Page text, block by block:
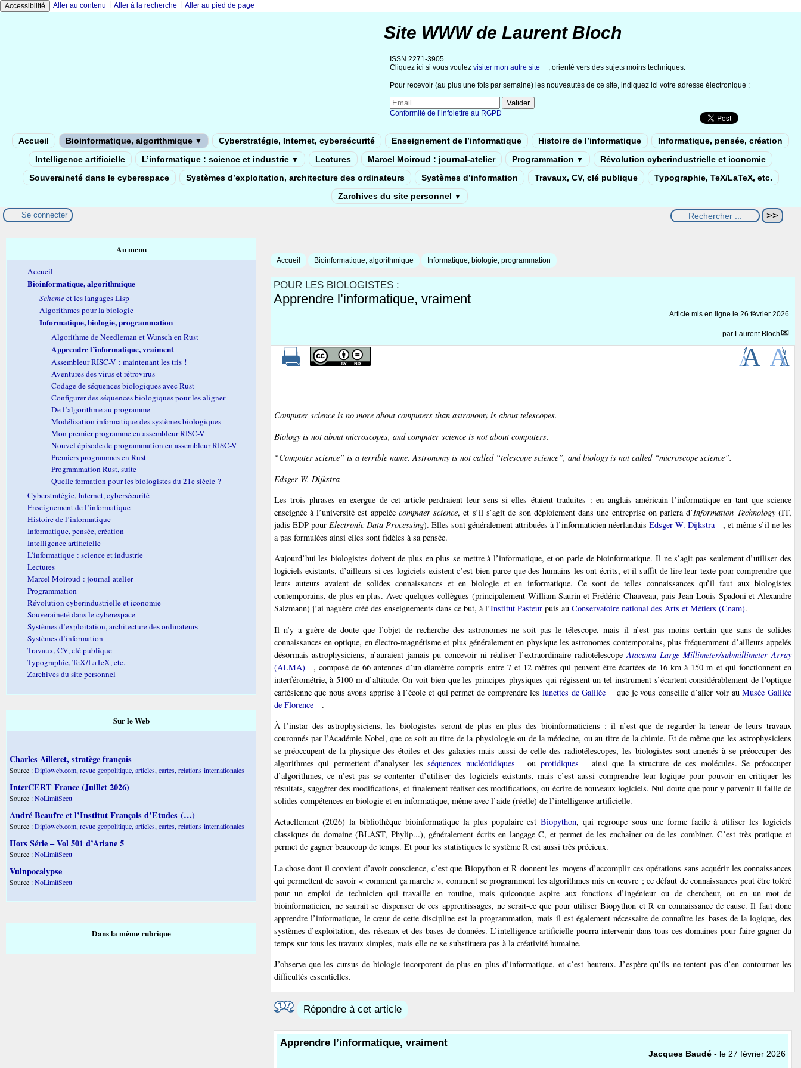
Accessibilité Aller au contenu Aller à la recherche Aller au pied de page
Site WWW de Laurent Bloch
ISSN 2271-3905
Cliquez ici si vous voulez visiter mon autre site , orienté vers des sujets moins techniques.
Pour recevoir (au plus une fois par semaine) les nouveautés de ce site, indiquez ici votre adresse électronique :
Conformité de l’infolettre au RGPD
Accueil Bioinformatique, algorithmique ▼ Cyberstratégie, Internet, cybersécurité Enseignement de l’informatique Histoire de l’informatique
Informatique, pensée, création
Intelligence artificielle
L’informatique : science et industrie ▼ Lectures Marcel Moiroud : journal-atelier Programmation ▼
Révolution cyberindustrielle et iconomie
Souveraineté dans le cyberespace
Systèmes d’exploitation, architecture des ordinateurs Systèmes d’information Travaux, CV, clé publique
Typographie, TeX/LaTeX, etc.
Zarchives du site personnel ▼
Se connecter
Accueil Bioinformatique, algorithmique Informatique, biologie, programmation
POUR LES BIOLOGISTES :
Apprendre l’informatique, vraiment
Article mis en ligne le 26 février 2026
par Laurent Bloch
Computer science is no more about computers than astronomy is about telescopes.
Biology is not about microscopes, and computer science is not about computers.
“Computer science” is a terrible name. Astronomy is not called “telescope science”, and biology is not called “microscope science”.
Edsger W. Dijkstra
Les trois phrases en exergue de cet article perdraient leur sens si elles étaient traduites : en anglais américain l’informatique en tant que science
enseignée à l’université est appelée computer science, et s’il s’agit de son déploiement dans une entreprise on parlera d’Information Technology(IT,
jadis EDP pour Electronic Data Processing). Elles sont généralement attribuées à l’informaticien néerlandais Edsger W. Dijkstra
, et même s’il ne les
a pas formulées ainsi elles sont fidèles à sa pensée.
Aujourd’hui les biologistes doivent de plus en plus se mettre à l’informatique, et on parle de bioinformatique. Il ne s’agit pas seulement d’utiliser des
logiciels existants, d’ailleurs si ces logiciels existent c’est bien parce que des humains les ont écrits, et il suffit de lire leur texte pour comprendre que
leurs auteurs avaient de solides connaissances et en biologie et en informatique. Ce sont de telles connaissances qu’il faut aux biologistes
contemporains, de plus en plus. Avec quelques collègues (principalement William Saurin et Frédéric Chauveau, puis Jean-Louis Spadoni et Alexandre
Salzmann) j’ai naguère créé des enseignements dans ce but, à l’Institut Pasteurpuis au Conservatoire national des Arts et Métiers (Cnam).
Il n’y a guère de doute que l’objet de recherche des astronomes ne soit pas le télescope, mais il n’est pas moins certain que sans de solides
connaissances en optique, en électro-magnétisme et plus généralement en physique les astronomes contemporains, plus fréquemment d’ailleurs appelés
désormais astrophysiciens, n’auraient jamais pu concevoir ni réaliser l’extraordinaire radiotélescopeAtacama Large Millimeter/submillimeter Array
(ALMA)
, composé de 66 antennes d’un diamètre compris entre 7 et 12 mètres qui peuvent être écartées de 16 km à 150 m et qui fonctionnent en
interférométrie, à 5100 m d’altitude. On voit bien que les principes physiques qui régissent un tel instrument s’écartent considérablement de l’optique
cartésienne que nous avons apprise à l’école et qui permet de comprendre les lunettes de Galilée que je vous conseille d’aller voir auMusée Galilée
de Florence
.
À l’instar des astrophysiciens, les biologistes seront de plus en plus des bioinformaticiens : il n’est que de regarder la teneur de leurs travaux
couronnés par l’Académie Nobel, que ce soit au titre de la physiologie ou de la médecine, ou au titre de la chimie. Et de même que les astrophysiciens
se préoccupent de la physique des étoiles et des galaxies mais aussi de celle des radiotélescopes, les biologistes sont amenés à se préoccuper des
algorithmes qui permettent d’analyser lesséquences nucléotidiques ouprotidiques
ainsi que la structure de ces molécules. Se préoccuper
d’algorithmes, ce n’est pas se contenter d’utiliser des logiciels existants, mais c’est aussi comprendre leur logique pour pouvoir en critiquer les
résultats, suggérer des modifications, et finalement réaliser ces modifications, ou écrire de nouveaux logiciels. Nul doute que pour y parvenir il faille de
solides compétences en biologie et en informatique, même avec l’aide (réelle) de l’intelligence artificielle.
Actuellement (2026) la bibliothèque bioinformatique la plus populaire estBiopython, qui regroupe sous une forme facile à utiliser les logiciels
classiques du domaine (BLAST, Phylip...), généralement écrits en langage C, et permet de les enchaîner ou de les combiner. C’est très pratique et
permet de gagner beaucoup de temps. Et pour les statistiques le système R est aussi très précieux.
La chose dont il convient d’avoir conscience, c’est que Biopython et R donnent les moyens d’accomplir ces opérations sans acquérir les connaissances
qui permettent de savoir « comment ça marche », comment se programment les algorithmes mis en œuvre ; ce défaut de connaissances peut être toléré
pour un emploi de technicien qui travaille en routine, mais quiconque aspire aux fonctions d’ingénieur ou de chercheur, ou en un mot de
bioinformaticien, ne saurait se dispenser de ces apprentissages, ne serait-ce que pour utiliser Biopython et R en connaissance de cause. Il faut donc
apprendre l’informatique, le cœur de cette discipline est la programmation, mais il est également nécessaire de connaître les bases de la logique, des
systèmes d’exploitation, des réseaux et des bases de données. L’intelligence artificielle pourra intervenir dans tous ces domaines pour faire gagner du
temps sur tous les travaux simples, mais elle ne se substituera pas à la créativité humaine.
J’observe que les cursus de biologie incorporent de plus en plus d’informatique, et c’est heureux. J’espère qu’ils ne tentent pas d’en contourner les
difficultés essentielles.
Répondre à cet article
Apprendre l’informatique, vraiment
Jacques Baudé - le 27 février 2026
Au menu
Accueil
Bioinformatique, algorithmique
Schemeet les langages Lisp
Algorithmes pour la biologie
Informatique, biologie, programmation
Algorithme de Needleman et Wunsch en Rust
Apprendre l’informatique, vraiment
Assembleur RISC-V : maintenant les tris !
Aventures des virus et rétrovirus
Codage de séquences biologiques avec Rust
Configurer des séquences biologiques pour les aligner
De l’algorithme au programme
Modélisation informatique des systèmes biologiques
Mon premier programme en assembleur RISC-V
Nouvel épisode de programmation en assembleur RISC-V
Premiers programmes en Rust
Programmation Rust, suite
Quelle formation pour les biologistes du 21e siècle ?
Cyberstratégie, Internet, cybersécurité
Enseignement de l’informatique
Histoire de l’informatique
Informatique, pensée, création
Intelligence artificielle
L’informatique : science et industrie
Lectures
Marcel Moiroud : journal-atelier
Programmation
Révolution cyberindustrielle et iconomie
Souveraineté dans le cyberespace
Systèmes d’exploitation, architecture des ordinateurs
Systèmes d’information
Travaux, CV, clé publique
Typographie, TeX/LaTeX, etc.
Zarchives du site personnel
Sur le Web
Charles Ailleret, stratège français
Source :Diploweb.com, revue geopolitique, articles, cartes, relations internationales
InterCERT France (Juillet 2026)
Source :NoLimitSecu
André Beaufre et l’Institut Français d’Etudes (…)
Source :Diploweb.com, revue geopolitique, articles, cartes, relations internationales
Hors Série – Vol 501 d’Ariane 5
Source :NoLimitSecu
Vulnpocalypse
Source :NoLimitSecu
Dans la même rubrique